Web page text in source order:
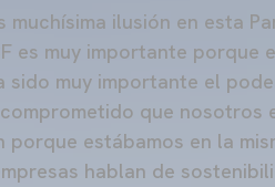
ilusión en esta
es muy importante porque
sido muy importante el
que nosotros
estábamos en la
hablan de